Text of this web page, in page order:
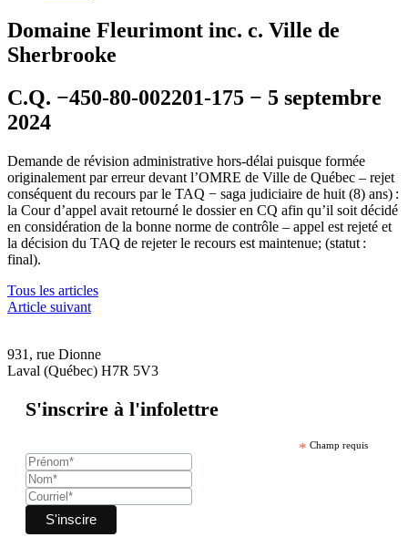
Domaine Fleurimont inc. c. Ville de
Sherbrooke
C.Q. −450-80-002201-175 − 5 septembre
2024
Demande de révision administrative hors-délai puisque formée
originalement par erreur devant l’OMRE de Ville de Québec – rejet
conséquent du recours par le TAQ − saga judiciaire de huit (8) ans) :
la Cour d’appel avait retourné le dossier en CQ afin qu’il soit décidé
en considération de la bonne norme de contrôle – appel est rejeté et
la décision du TAQ de rejeter le recours est maintenue; (statut :
final).
Tous les articles
Article suivant
931, rue Dionne
Laval (Québec) H7R 5V3
S'inscrire à l'infolettre
* Champ requis